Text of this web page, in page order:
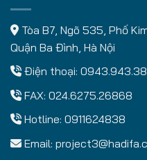
Tòa B7, Ngõ 535, Phố
Quận Ba Đình, Hà Nội
Điện thoại:
FAX: 024.6275.26868
Hotline: 0911624838
Email: